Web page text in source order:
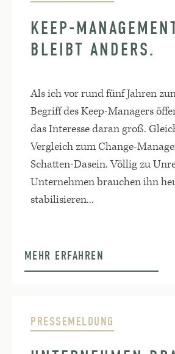
KEEP-
BLEIBT ANDERS.
Als ich vor rund fünf Jahren
Begriff des Keep-Managers
das Interesse daran groß.
Vergleich zum Change-
Schatten-Dasein. Völlig zu
Unternehmen brauchen ihn
stabilisieren...
MEHR ERFAHREN
PRESSEMELDUNG